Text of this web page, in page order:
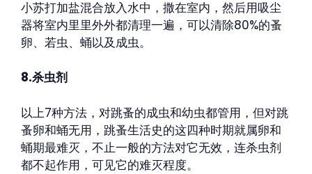
小苏打加盐混合放入水中，撒在室内，然后用吸尘
器将室内里里外外都清理一遍，可以清除80%的蚤
卵、若虫、蛹以及成虫。
8.杀虫剂
以上7种方法，对跳蚤的成虫和幼虫都管用，但对跳
蚤卵和蛹无用，跳蚤生活史的这四种时期就属卵和
蛹期最难灭，不止一般的方法对它无效，连杀虫剂
都不起作用，可见它的难灭程度。